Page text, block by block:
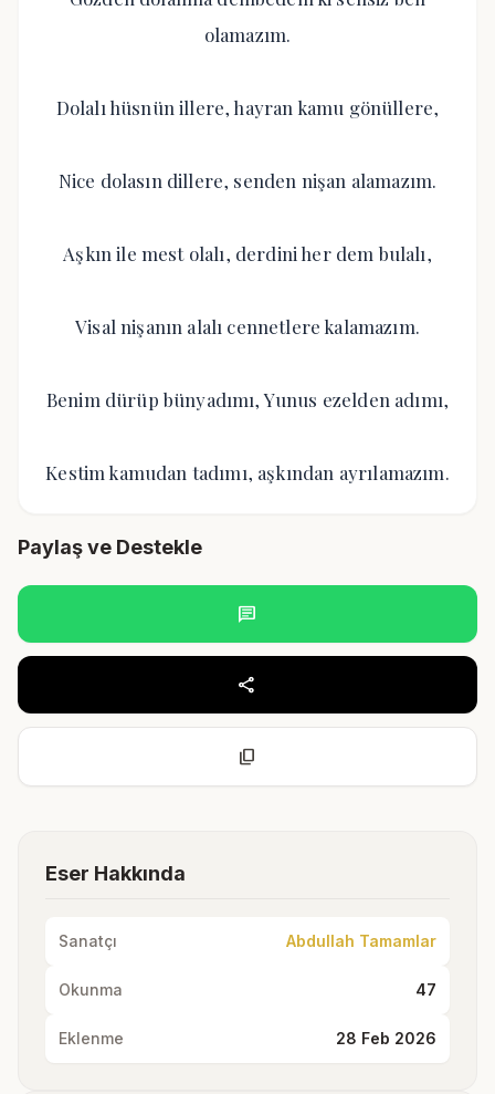
olamazım.
Dolalı hüsnün illere, hayran kamu gönüllere,
Nice dolasın dillere, senden nişan alamazım.
Aşkın ile mest olalı, derdini her dem bulalı,
Visal nişanın alalı cennetlere kalamazım.
Benim dürüp bünyadımı, Yunus ezelden adımı,
Kestim kamudan tadımı, aşkından ayrılamazım.
Paylaş ve Destekle
chat
share
content_copy
Eser Hakkında
Sanatçı Abdullah Tamamlar
Okunma 47
Eklenme 28 Feb 2026